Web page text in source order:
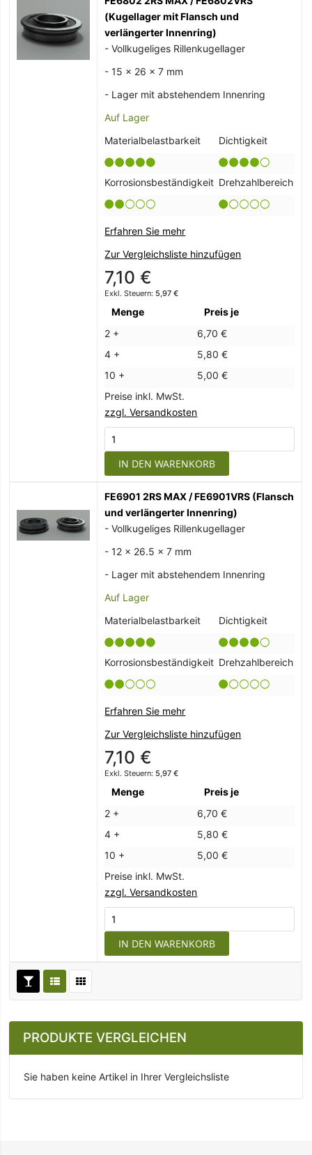
(Kugellager mit Flansch und
verlängerter Innenring)
- Vollkugeliges Rillenkugellager
- 15 x 26 x 7 mm
- Lager mit abstehendem Innenring
Auf Lager
Materialbelastbarkeit
Dichtigkeit
Korrosionsbeständigkeit Drehzahlbereich
Erfahren Sie mehr
Zur Vergleichsliste hinzufügen
7,10 €
5,97 €
Menge
Preis je
2 +
6,70 €
4 +
5,80 €
10 +
5,00 €
Preise inkl. MwSt.
zzgl. Versandkosten
IN DEN WARENKORB
FE6901 2RS MAX / FE6901VRS (Flansch
und verlängerter Innenring)
- Vollkugeliges Rillenkugellager
- 12 x 26.5 x 7 mm
- Lager mit abstehendem Innenring
Auf Lager
Materialbelastbarkeit
Dichtigkeit
Korrosionsbeständigkeit Drehzahlbereich
Erfahren Sie mehr
Zur Vergleichsliste hinzufügen
7,10 €
5,97 €
Menge
Preis je
2 +
6,70 €
4 +
5,80 €
10 +
5,00 €
Preise inkl. MwSt.
zzgl. Versandkosten
IN DEN WARENKORB
PRODUKTE VERGLEICHEN
Sie haben keine Artikel in Ihrer Vergleichsliste